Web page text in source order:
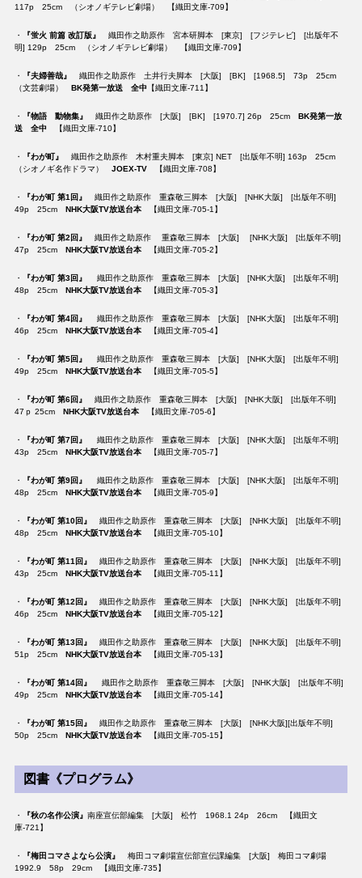
117p 25cm （シオノギテレビ劇場） 【織田文庫-709】
・ 『蛍火 前篇 改訂版』
織田作之助原作 宮本研脚本 [東京] [フジテレビ] [出版年不
明] 129p 25cm （シオノギテレビ劇場） 【織田文庫-709】
・ 『夫婦善哉』
織田作之助原作 土井行夫脚本 [大阪] [BK] [1968.5] 73p 25cm
（文芸劇場） BK発第一放送 全中 【織田文庫-711】
・ 『物語 動物集』 織田作之助原作 [大阪] [BK] [1970.7] 26p 25cm BK発第一放
送 全中 【織田文庫-710】
・ 『わが町』
織田作之助原作 木村重夫脚本 [東京] NET [出版年不明] 163p 25cm
（シオノギ名作ドラマ） JOEX-TV【織田文庫-708】
・ 『わが町 第1回』
織田作之助原作 重森敬三脚本 [大阪] [NHK大阪] [出版年不明]
49p 25cm NHK大阪TV放送台本【織田文庫-705-1】
・ 『わが町 第2回』
織田作之助原作 重森敬三脚本 [大阪] [NHK大阪] [出版年不明]
47p 25cm NHK大阪TV放送台本【織田文庫-705-2】
・ 『わが町 第3回』
織田作之助原作 重森敬三脚本 [大阪] [NHK大阪] [出版年不明]
48p 25cm NHK大阪TV放送台本【織田文庫-705-3】
・ 『わが町 第4回』
織田作之助原作 重森敬三脚本 [大阪] [NHK大阪] [出版年不明]
46p 25cm NHK大阪TV放送台本【織田文庫-705-4】
・ 『わが町 第5回』
織田作之助原作 重森敬三脚本 [大阪] [NHK大阪] [出版年不明]
49p 25cm NHK大阪TV放送台本【織田文庫-705-5】
・ 『わが町 第6回』
織田作之助原作 重森敬三脚本 [大阪] [NHK大阪] [出版年不明]
47ｐ 25cm NHK大阪TV放送台本【織田文庫-705-6】
・ 『わが町 第7回』
織田作之助原作 重森敬三脚本 [大阪] [NHK大阪] [出版年不明]
43p 25cm NHK大阪TV放送台本【織田文庫-705-7】
・ 『わが町 第9回』
織田作之助原作 重森敬三脚本 [大阪] [NHK大阪] [出版年不明]
48p 25cm NHK大阪TV放送台本【織田文庫-705-9】
・ 『わが町 第10回』
織田作之助原作 重森敬三脚本 [大阪] [NHK大阪] [出版年不明]
48p 25cm NHK大阪TV放送台本【織田文庫-705-10】
・ 『わが町 第11回』
織田作之助原作 重森敬三脚本 [大阪] [NHK大阪] [出版年不明]
43p 25cm NHK大阪TV放送台本【織田文庫-705-11】
・ 『わが町 第12回』
織田作之助原作 重森敬三脚本 [大阪] [NHK大阪] [出版年不明]
46p 25cm NHK大阪TV放送台本【織田文庫-705-12】
・ 『わが町 第13回』
織田作之助原作 重森敬三脚本 [大阪] [NHK大阪] [出版年不明]
51p 25cm NHK大阪TV放送台本【織田文庫-705-13】
・ 『わが町 第14回』
織田作之助原作 重森敬三脚本 [大阪] [NHK大阪] [出版年不明]
49p 25cm NHK大阪TV放送台本【織田文庫-705-14】
・ 『わが町 第15回』
織田作之助原作 重森敬三脚本 [大阪] [NHK大阪][出版年不明]
50p 25cm NHK大阪TV放送台本【織田文庫-705-15】
図書《プログラム》
・ 『秋の名作公演』 南座宣伝部編集 [大阪] 松竹 1968.1 24p 26cm 【織田文
庫-721】
・ 『梅田コマさよなら公演』
梅田コマ劇場宣伝部宣伝課編集 [大阪] 梅田コマ劇場
1992.9 58p 29cm 【織田文庫-735】